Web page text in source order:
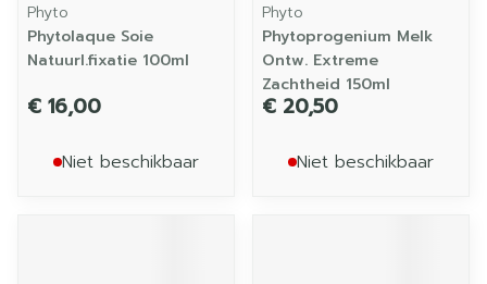
Phyto
Phytolaque Soie
Natuurl.fixatie 100ml
€ 16,00
Niet beschikbaar
Phyto
Phytoprogenium Melk
Ontw. Extreme
Zachtheid 150ml
€ 20,50
Niet beschikbaar